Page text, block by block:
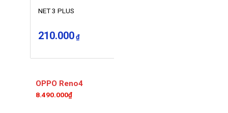
NET 3 PLUS
210.000 ₫
OPPO Reno4
8.490.000₫